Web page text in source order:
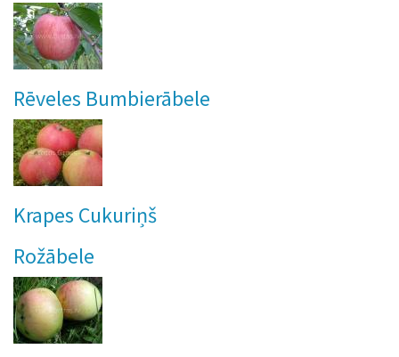
Rēveles Bumbierābele
Krapes Cukuriņš
Rožābele